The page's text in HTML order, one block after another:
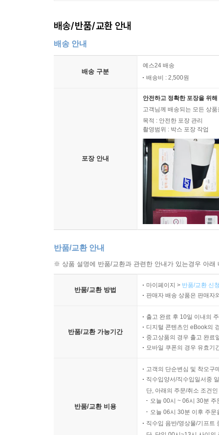
배송/반품/교환 안내
배송 안내
배송 구분
예스24 배송
배송비 : 2,500원
포장 안내
안전하고 정확한 포장을 위
고객님께 배송되는 모든 상
목적 : 안전한 포장 관리
촬영범위 : 박스 포장 작업
반품/교환 안내
※ 상품 설명에 반품/교환과 관련한 안내가 있는경우 아
반품/교환 방법
마이페이지 > 반품/교환 신
판매자 배송 상품은 판매자
반품/교환 가능기간
출고 완료 후 10일 이내의
디지털 콘텐츠인 eBook의
중고상품의 경우 출고 완료
모바일 쿠폰의 경우 유효기
반품/교환 비용
고객의 단순변심 및 착오구
직수입양서/직수입일서중
단, 아래의 주문/취소 조건
오늘 00시 ~ 06시 30분
오늘 06시 30분 이후 주
직수입 음반/영상물/기프트